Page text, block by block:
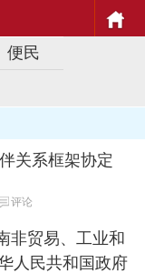
便民
关系框架协定
评论
非贸易、工业和
人民共和国政府